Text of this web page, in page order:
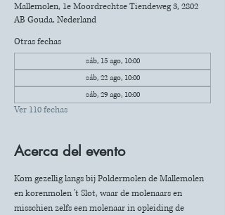
Mallemolen, 1e Moordrechtse Tiendeweg 3, 2802
AB Gouda, Nederland
Otras fechas
sáb, 15 ago, 10:00
sáb, 22 ago, 10:00
sáb, 29 ago, 10:00
Ver 110 fechas
Acerca del evento
Kom gezellig langs bij Poldermolen de Mallemolen
en korenmolen 't Slot, waar de molenaars en
misschien zelfs een molenaar in opleiding de